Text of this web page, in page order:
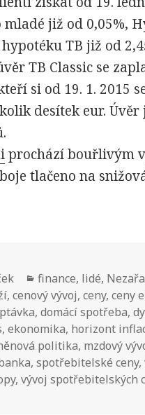
již od 0,05%,
TB již od
TB Classic se
si od 19. 1. 2015
desítek eur. Úvěr
prochází bouřlivým
tlačeno na
Rubriky:
finance, lidé,
,cenový vývoj,ceny,ceny
,domácí spotřeba,
,ekonomika, horizont
politika, mzdový
,spotřebitelské ceny,
,vývoj spotřebitelských